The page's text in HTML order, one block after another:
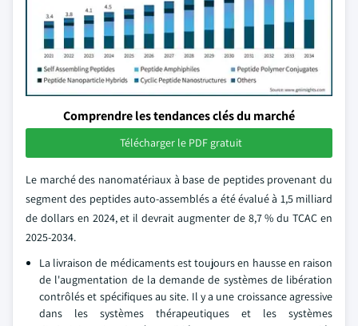
Comprendre les tendances clés du marché
Télécharger le PDF gratuit
Le marché des nanomatériaux à base de peptides provenant du
segment des peptides auto-assemblés a été évalué à 1,5 milliard
de dollars en 2024, et il devrait augmenter de 8,7 % du TCAC en
2025-2034.
La livraison de médicaments est toujours en hausse en raison
de l'augmentation de la demande de systèmes de libération
contrôlés et spécifiques au site. Il y a une croissance agressive
dans les systèmes thérapeutiques et les systèmes